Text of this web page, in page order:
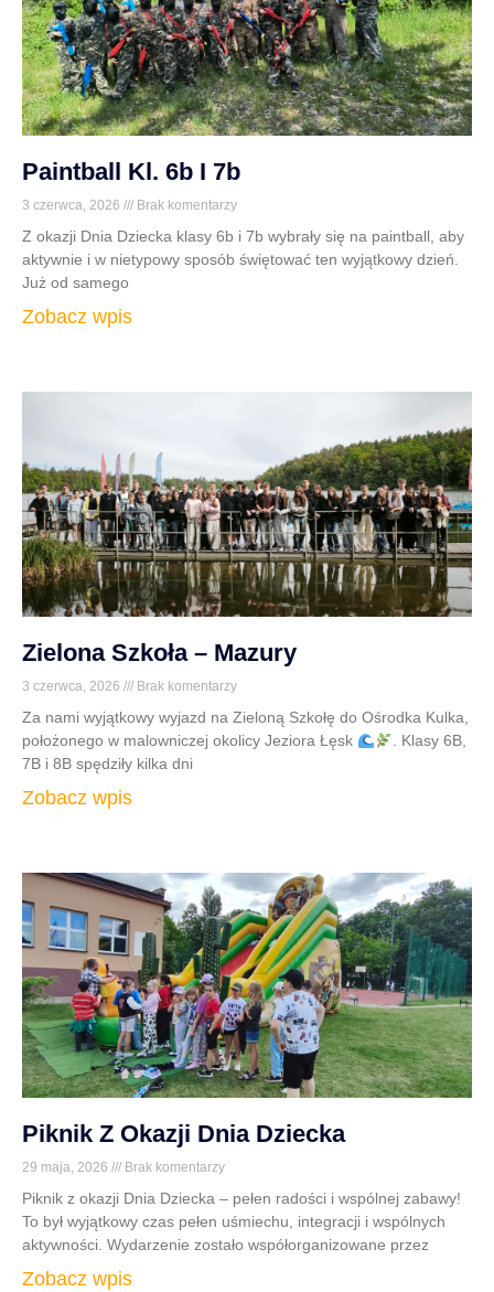
Paintball Kl. 6b I 7b
3 czerwca, 2026 Brak komentarzy
Z okazji Dnia Dziecka klasy 6b i 7b wybrały się na paintball, aby
aktywnie i w nietypowy sposób świętować ten wyjątkowy dzień.
Już od samego
Zobacz wpis
Zielona Szkoła – Mazury
3 czerwca, 2026 Brak komentarzy
Za nami wyjątkowy wyjazd na Zieloną Szkołę do Ośrodka Kulka,
położonego w malowniczej okolicy Jeziora Łęsk
. Klasy 6B,
7B i 8B spędziły kilka dni
Zobacz wpis
Piknik Z Okazji Dnia Dziecka
29 maja, 2026 Brak komentarzy
Piknik z okazji Dnia Dziecka – pełen radości i wspólnej zabawy!
To był wyjątkowy czas pełen uśmiechu, integracji i wspólnych
aktywności. Wydarzenie zostało współorganizowane przez
Zobacz wpis